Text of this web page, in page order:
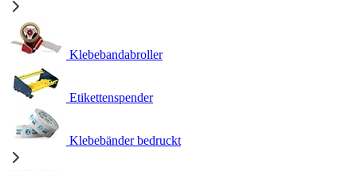
Klebebandabroller
Etikettenspender
Klebebänder bedruckt